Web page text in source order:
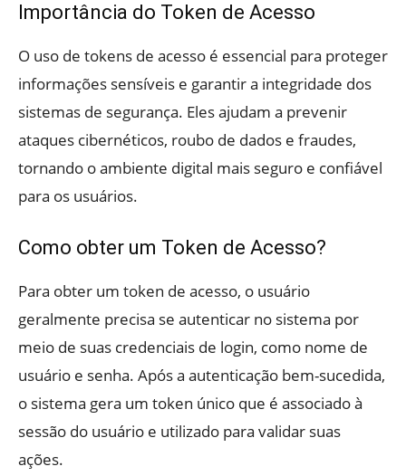
Importância do Token de Acesso
O uso de tokens de acesso é essencial para proteger
informações sensíveis e garantir a integridade dos
sistemas de segurança. Eles ajudam a prevenir
ataques cibernéticos, roubo de dados e fraudes,
tornando o ambiente digital mais seguro e confiável
para os usuários.
Como obter um Token de Acesso?
Para obter um token de acesso, o usuário
geralmente precisa se autenticar no sistema por
meio de suas credenciais de login, como nome de
usuário e senha. Após a autenticação bem-sucedida,
o sistema gera um token único que é associado à
sessão do usuário e utilizado para validar suas
ações.